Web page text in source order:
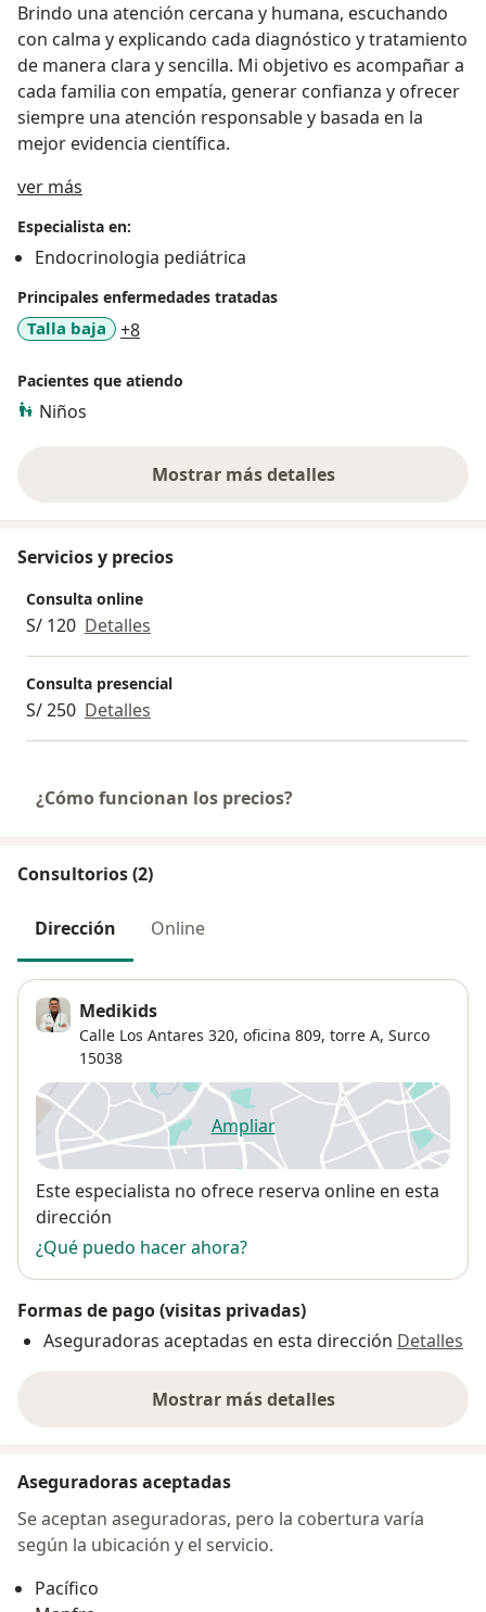
Brindo una atención cercana y humana, escuchando
con calma y explicando cada diagnóstico y tratamiento
de manera clara y sencilla. Mi objetivo es acompañar a
cada familia con empatía, generar confianza y ofrecer
siempre una atención responsable y basada en la
mejor evidencia científica.
ver más
Especialista en:
Endocrinologia pediátrica
Principales enfermedades tratadas
Talla baja +8a11y_sr_more_diseases
Pacientes que atiendo
Niños
Mostrar más detalles
sobre la experiencia
Servicios y precios
Consulta online
S/ 120 Detalles
Consulta presencial
S/ 250 Detalles
¿Cómo funcionan los precios?
Consultorios (2)
Dirección Online
Medikids
Calle Los Antares 320, oficina 809, torre A, Surco
15038
Ampliarse abre en una nueva
Disponibilidad
Este especialista no ofrece reserva online en esta
dirección
¿Qué puedo hacer ahora?
Formas de pago (visitas privadas)
Aseguradoras aceptadas en esta dirección Detalles
Mostrar más detalles
sobre la dirección
Aseguradoras aceptadas
Se aceptan aseguradoras, pero la cobertura varía
según la ubicación y el servicio.
Pacífico